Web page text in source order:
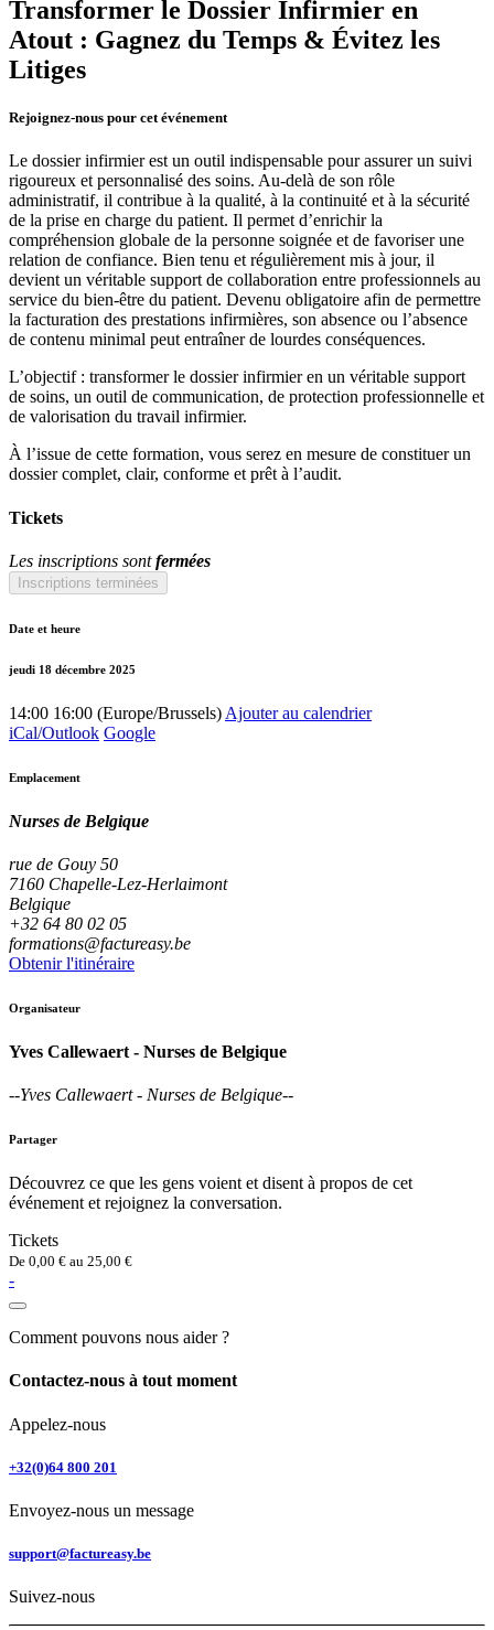
Transformer le Dossier Infirmier en
Atout : Gagnez du Temps & Évitez les
Litiges
Rejoignez-nous pour cet événement
Le dossier infirmier est un outil indispensable pour assurer un suivi
rigoureux et personnalisé des soins. Au-delà de son rôle
administratif, il contribue à la qualité, à la continuité et à la sécurité
de la prise en charge du patient. Il permet d’enrichir la
compréhension globale de la personne soignée et de favoriser une
relation de confiance. Bien tenu et régulièrement mis à jour, il
devient un véritable support de collaboration entre professionnels au
service du bien-être du patient. Devenu obligatoire afin de permettre
la facturation des prestations infirmières, son absence ou l’absence
de contenu minimal peut entraîner de lourdes conséquences.
L’objectif : transformer le dossier infirmier en un véritable support
de soins, un outil de communication, de protection professionnelle et
de valorisation du travail infirmier.
À l’issue de cette formation, vous serez en mesure de constituer un
dossier complet, clair, conforme et prêt à l’audit.
Tickets
Les inscriptions sontfermées
Inscriptions terminées
Date et heure
jeudi 18 décembre 2025
14:00 16:00 (Europe/Brussels) Ajouter au calendrier
iCal/Outlook Google
Emplacement
Nurses de Belgique
rue de Gouy 50
7160 Chapelle-Lez-Herlaimont
Belgique
+32 64 80 02 05
formations@factureasy.be
Obtenir l'itinéraire
Organisateur
Yves Callewaert - Nurses de Belgique
--Yves Callewaert - Nurses de Belgique--
Partager
Découvrez ce que les gens voient et disent à propos de cet
événement et rejoignez la conversation.
Tickets
De 0,00 € au 25,00 €
-
Comment pouvons nous aider ?
Contactez-nous à tout moment
Appelez-nous
+32(0)64 800 201
Envoyez-nous un message
support@factureasy.be
Suivez-nous